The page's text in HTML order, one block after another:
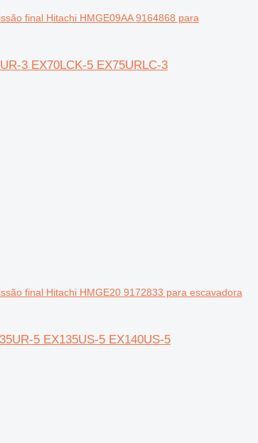
final Hitachi HMGE09AA 9164868 para
3 EX70LCK-5 EX75URLC-3
final Hitachi HMGE20 9172833 para escavadora
5 EX135US-5 EX140US-5